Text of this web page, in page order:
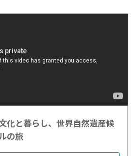
化と暮らし、世界自然遺産候
の旅